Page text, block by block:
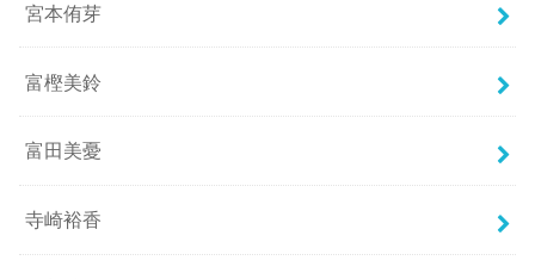
宮本侑芽
富樫美鈴
富田美憂
寺崎裕香